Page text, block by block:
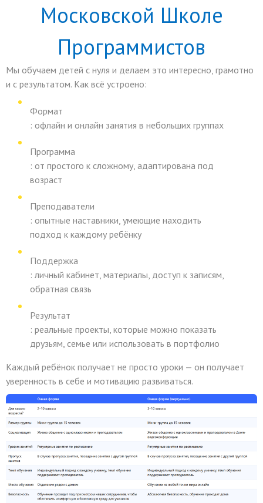
Московской Школе
Программистов
Мы обучаем детей с нуля и делаем это интересно, грамотно
и с результатом. Как всё устроено:
Формат
: офлайн и онлайн занятия в небольших группах
Программа
: от простого к сложному, адаптирована под
возраст
Преподаватели
: опытные наставники, умеющие находить
подход к каждому ребёнку
Поддержка
: личный кабинет, материалы, доступ к записям,
обратная связь
Результат
: реальные проекты, которые можно показать
друзьям, семье или использовать в портфолио
Каждый ребёнок получает не просто уроки — он получает
уверенность в себе и мотивацию развиваться.